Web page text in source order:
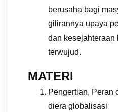
berusaha bagi
gilirannya upaya
dan kesejahteraan
terwujud.
MATERI
Pengertian, Peran
diera globalisasi